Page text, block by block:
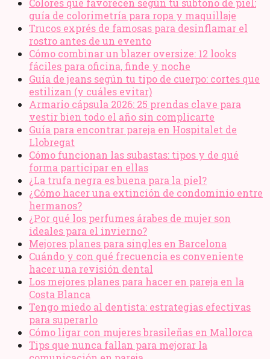
Colores que favorecen según tu subtono de piel:
guía de colorimetría para ropa y maquillaje
Trucos exprés de famosas para desinflamar el
rostro antes de un evento
Cómo combinar un blazer oversize: 12 looks
fáciles para oficina, finde y noche
Guía de jeans según tu tipo de cuerpo: cortes que
estilizan (y cuáles evitar)
Armario cápsula 2026: 25 prendas clave para
vestir bien todo el año sin complicarte
Guía para encontrar pareja en Hospitalet de
Llobregat
Cómo funcionan las subastas: tipos y de qué
forma participar en ellas
¿La trufa negra es buena para la piel?
¿Cómo hacer una extinción de condominio entre
hermanos?
¿Por qué los perfumes árabes de mujer son
ideales para el invierno?
Mejores planes para singles en Barcelona
Cuándo y con qué frecuencia es conveniente
hacer una revisión dental
Los mejores planes para hacer en pareja en la
Costa Blanca
Tengo miedo al dentista: estrategias efectivas
para superarlo
Cómo ligar con mujeres brasileñas en Mallorca
Tips que nunca fallan para mejorar la